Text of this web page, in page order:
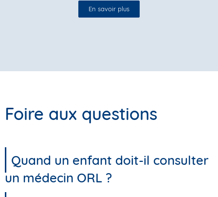
En savoir plus
Foire aux questions
Quand un enfant doit-il consulter
un médecin ORL ?